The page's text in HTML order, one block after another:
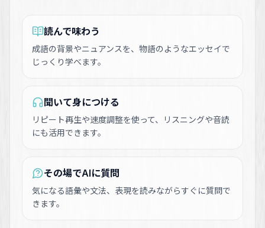
読んで味わう
成語の背景やニュアンスを、物語のようなエッセイで
じっくり学べます。
聞いて身につける
リピート再生や速度調整を使って、リスニングや音読
にも活用できます。
その場でAIに質問
気になる語彙や文法、表現を読みながらすぐに質問で
きます。